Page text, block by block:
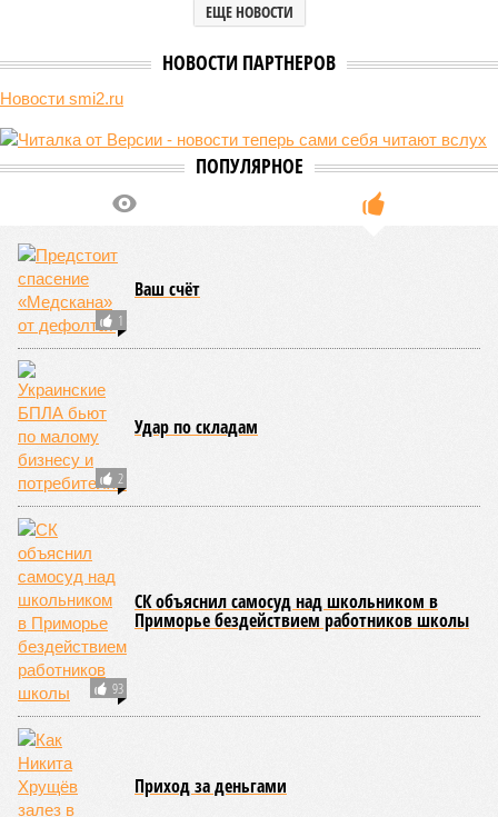
ЕЩЕ НОВОСТИ
НОВОСТИ ПАРТНЕРОВ
Новости smi2.ru
ПОПУЛЯРНОЕ
1
Ваш счёт
2
Удар по складам
93
СК объяснил самосуд над школьником в
Приморье бездействием работников школы
Приход за деньгами